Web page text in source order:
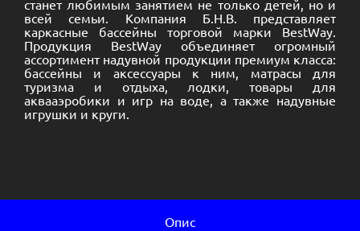
станет любимым занятием не только детей, но и
всей семьи. Компания Б.Н.В. представляет
каркасные бассейны торговой марки BestWay.
Продукция BestWay объединяет огромный
ассортимент надувной продукции премиум класса:
бассейны и аксессуары к ним, матрасы для
туризма и отдыха, лодки, товары для
аквааэробики и игр на воде, а также надувные
игрушки и круги.
Опис